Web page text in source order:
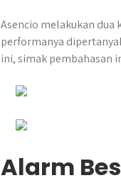
Asencio melakukan
performanya
ini, simak pembahasan
Alarm